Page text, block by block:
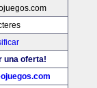
una oferta!